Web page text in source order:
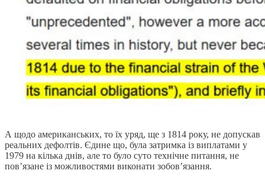
А щодо американських, то їх уряд, ще з 1814 року, не допускав
реальних дефолтів. Єдине що, була затримка із виплатами у
1979 на кілька днів, але то було суто технічне питання, не
пов’язане із можливостями виконати зобов’язання.